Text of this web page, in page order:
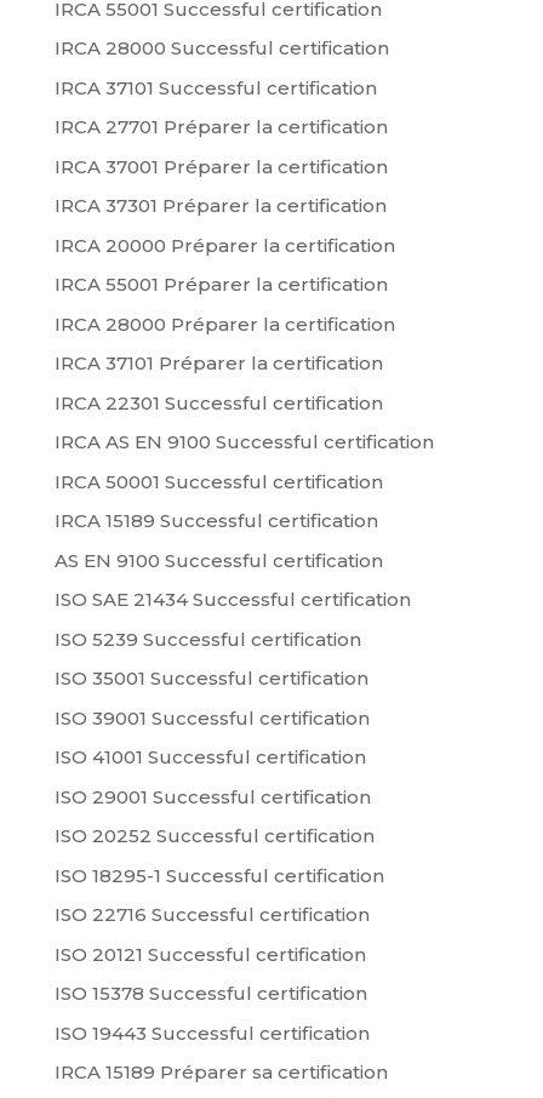
IRCA 55001 Successful certification
IRCA 28000 Successful certification
IRCA 37101 Successful certification
IRCA 27701 Préparer la certification
IRCA 37001 Préparer la certification
IRCA 37301 Préparer la certification
IRCA 20000 Préparer la certification
IRCA 55001 Préparer la certification
IRCA 28000 Préparer la certification
IRCA 37101 Préparer la certification
IRCA 22301 Successful certification
IRCA AS EN 9100 Successful certification
IRCA 50001 Successful certification
IRCA 15189 Successful certification
AS EN 9100 Successful certification
ISO SAE 21434 Successful certification
ISO 5239 Successful certification
ISO 35001 Successful certification
ISO 39001 Successful certification
ISO 41001 Successful certification
ISO 29001 Successful certification
ISO 20252 Successful certification
ISO 18295-1 Successful certification
ISO 22716 Successful certification
ISO 20121 Successful certification
ISO 15378 Successful certification
ISO 19443 Successful certification
IRCA 15189 Préparer sa certification